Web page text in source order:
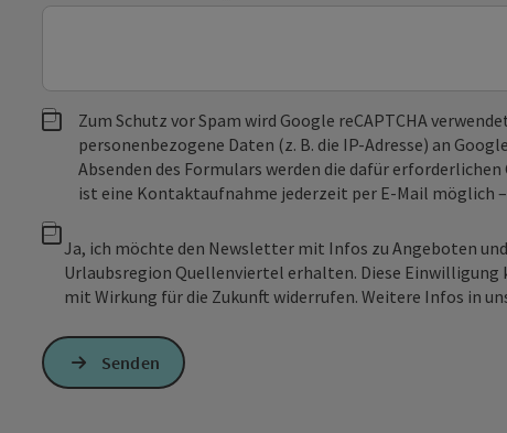
Zum Schutz vor Spam wird Google reCAPTCHA
personenbezogene Daten (z. B. die IP-Adresse) an
Absenden des Formulars werden die dafür
ist eine Kontaktaufnahme jederzeit per E-Mail möglich –
Ja, ich möchte den Newsletter mit Infos zu Angeboten
Urlaubsregion Quellenviertel erhalten. Diese Einwilligung
mit Wirkung für die Zukunft widerrufen. Weitere Infos in
Senden